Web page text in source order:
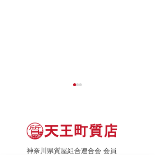
神奈川県質屋組合連合会 会員